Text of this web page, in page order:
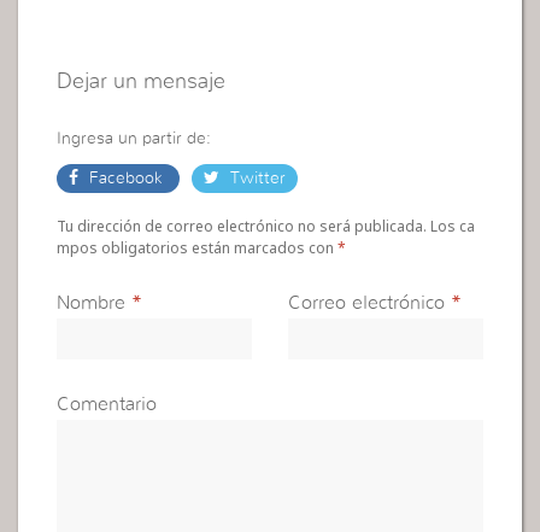
Dejar un mensaje
Ingresa un partir de:
Facebook Twitter
Tu dirección de correo electrónico no será publicada. Los ca
mpos obligatorios están marcados con*
Nombre * Correo electrónico *
Comentario